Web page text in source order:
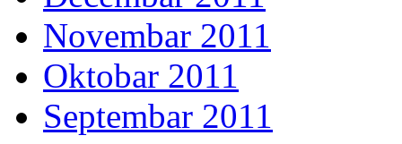
Novembar 2011
Oktobar 2011
Septembar 2011